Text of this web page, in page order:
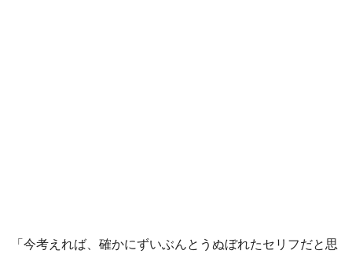
「今考えれば、確かにずいぶんとうぬぼれたセリフだと思